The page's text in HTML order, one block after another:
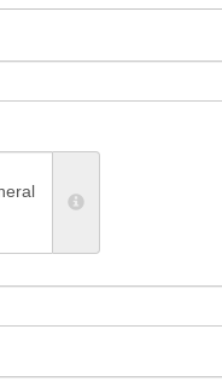
Vetermon